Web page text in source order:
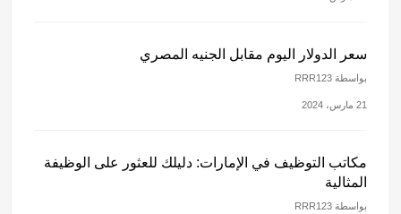
سعر الدولار اليوم مقابل الجنيه المصري
بواسطة RRR123
21 مارس، 2024
مكاتب التوظيف في الإمارات: دليلك للعثور على الوظيفة
المثالية
بواسطة RRR123